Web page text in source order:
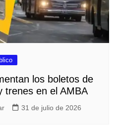
los boletos de
trenes en el AMBA
31 de julio de 2026